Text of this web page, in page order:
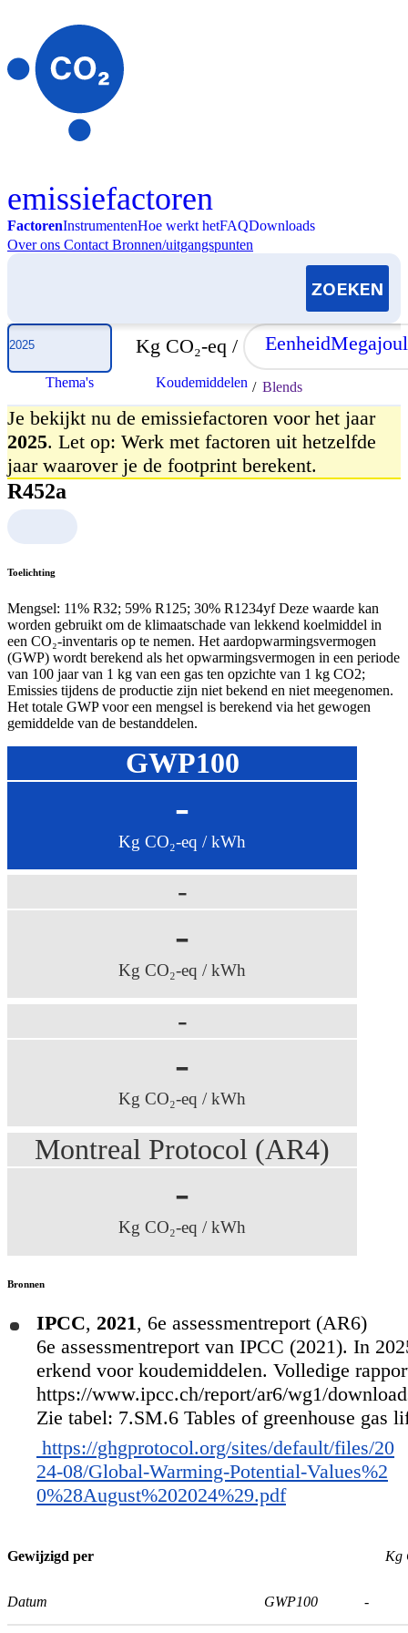
emissiefactoren
FactorenInstrumentenHoe werkt hetFAQDownloads
Over ons Contact Bronnen/uitgangspunten
Selecteer jaar
Kg CO₂-eq / Eenheid
Thema's Koudemiddelen / Blends
Je bekijkt nu de emissiefactoren voor het jaar
2025. Let op: Werk met factoren uit hetzelfde
jaar waarover je de footprint berekent.
R452a
Toelichting
Mengsel: 11% R32; 59% R125; 30% R1234yf Deze waarde kan
worden gebruikt om de klimaatschade van lekkend koelmiddel in
een CO₂‑inventaris op te nemen. Het aardopwarmingsvermogen
(GWP) wordt berekend als het opwarmingsvermogen in een periode
van 100 jaar van 1 kg van een gas ten opzichte van 1 kg CO2;
Emissies tijdens de productie zijn niet bekend en niet meegenomen.
Het totale GWP voor een mengsel is berekend via het gewogen
gemiddelde van de bestanddelen.
GWP100
-
Kg CO₂-eq / kWh
-
-
Kg CO₂-eq / kWh
-
-
Kg CO₂-eq / kWh
Montreal Protocol (AR4)
-
Kg CO₂-eq / kWh
Bronnen
IPCC, 2021, 6e assessmentreport (AR6)
6e assessmentreport van IPCC (2021). In
erkend voor koudemiddelen. Volledige
https://www.ipcc.ch/report/ar6/wg1/
Zie tabel: 7.SM.6 Tables of greenhouse gas
https://ghgprotocol.org/sites/default/files/20
24-08/Global-Warming-Potential-Values%2
0%28August%202024%29.pdf
Gewijzigd per Kg
Datum GWP100 -